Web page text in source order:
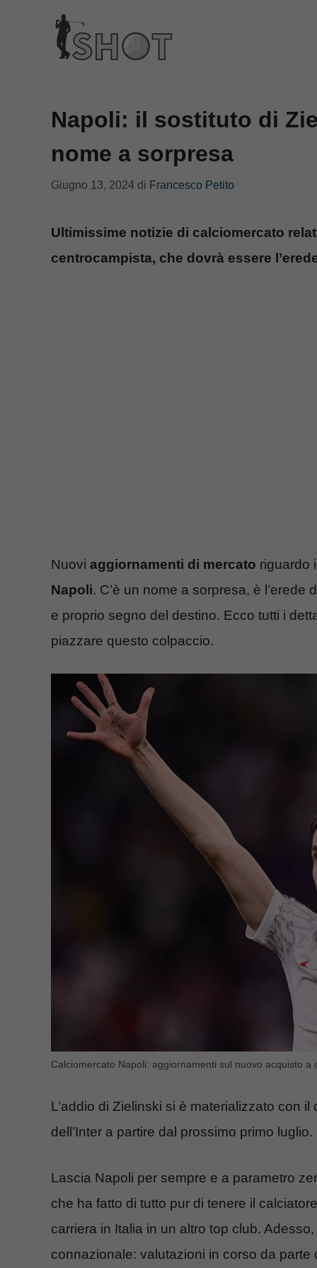
contenuto
Napoli: il sostituto di
nome a sorpresa
Giugno 13, 2024 di Francesco Petito
Ultimissime notizie di calciomercato
centrocampista, che dovrà essere
Nuovi aggiornamenti di mercato riguardo
Napoli. C’è un nome a sorpresa, è
e proprio segno del destino. Ecco tutti i
piazzare questo colpaccio.
Calciomercato Napoli: aggiornamenti sul nuovo acquisto
L’addio di Zielinski si è materializzato con
dell’Inter a partire dal prossimo primo luglio.
Lascia Napoli per sempre e a parametro
che ha fatto di tutto pur di tenere il
carriera in Italia in un altro top club.
connazionale: valutazioni in corso da